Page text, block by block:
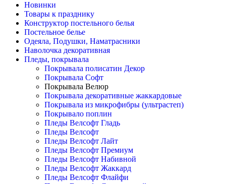
Новинки
Товары к празднику
Конструктор постельного белья
Постельное белье
Одеяла, Подушки, Наматрасники
Наволочка декоративная
Пледы, покрывала
Покрывала полисатин Декор
Покрывала Софт
Покрывала Велюр
Покрывала декоративные жаккардовые
Покрывала из микрофибры (ультрастеп)
Покрывало поплин
Пледы Велсофт Гладь
Пледы Велсофт
Пледы Велсофт Лайт
Пледы Велсофт Премиум
Пледы Велсофт Набивной
Пледы Велсофт Жаккард
Пледы Велсофт Флайфи